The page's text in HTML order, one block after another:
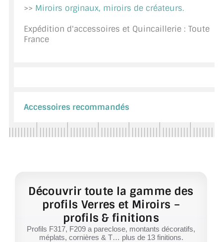
PLAN DU SITE
DÉCONNEXION
>> Miroirs orginaux, miroirs de créateurs.
Expédition d'accessoires et Quincaillerie : Toute
France
Accessoires recommandés
Découvrir toute la gamme des
profils Verres et Miroirs –
profils & finitions
Profils F317, F209 a pareclose, montants décoratifs,
méplats, cornières & T… plus de 13 finitions.